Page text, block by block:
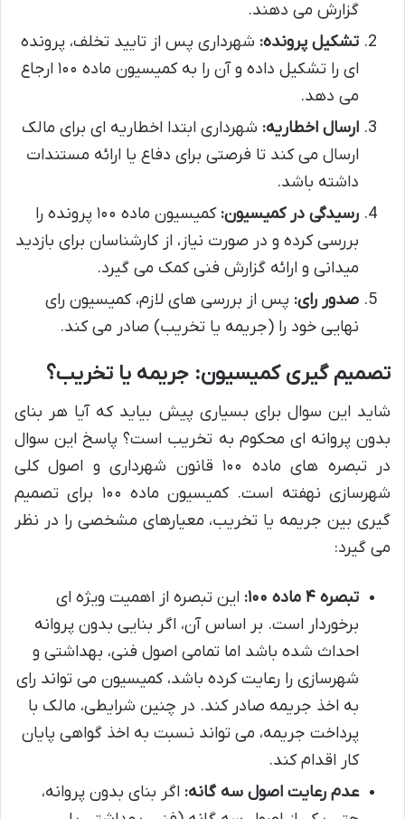
گزارش می دهند.
تشکیل پرونده: شهرداری پس از تایید تخلف، پرونده
ای را تشکیل داده و آن را به کمیسیون ماده ۱۰۰ ارجاع
می دهد.
ارسال اخطاریه: شهرداری ابتدا اخطاریه ای برای مالک
ارسال می کند تا فرصتی برای دفاع یا ارائه مستندات
داشته باشد.
رسیدگی در کمیسیون:
کمیسیون ماده ۱۰۰ پرونده را
بررسی کرده و در صورت نیاز، از کارشناسان برای بازدید
میدانی و ارائه گزارش فنی کمک می گیرد.
صدور رای: پس از بررسی های لازم، کمیسیون رای
نهایی خود را (جریمه یا تخریب) صادر می کند.
تصمیم گیری کمیسیون: جریمه یا تخریب؟
شاید این سوال برای بسیاری پیش بیاید که آیا هر بنای
بدون پروانه ای محکوم به تخریب است؟ پاسخ این سوال
در تبصره های ماده ۱۰۰ قانون شهرداری و اصول کلی
شهرسازی نهفته است. کمیسیون ماده ۱۰۰ برای تصمیم
گیری بین جریمه یا تخریب، معیارهای مشخصی را در نظر
می گیرد:
تبصره ۴ ماده ۱۰۰:
این تبصره از اهمیت ویژه ای
برخوردار است. بر اساس آن، اگر بنایی بدون پروانه
احداث شده باشد اما تمامی اصول فنی، بهداشتی و
شهرسازی را رعایت کرده باشد، کمیسیون می تواند رای
به اخذ جریمه صادر کند. در چنین شرایطی، مالک با
پرداخت جریمه، می تواند نسبت به اخذ گواهی پایان
کار اقدام کند.
عدم رعایت اصول سه گانه: اگر بنای بدون پروانه،